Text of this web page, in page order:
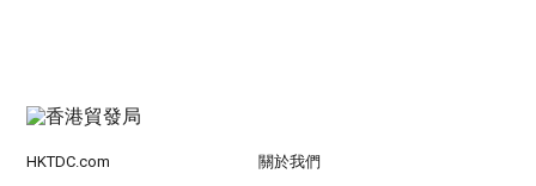
HKTDC.com 關於我們